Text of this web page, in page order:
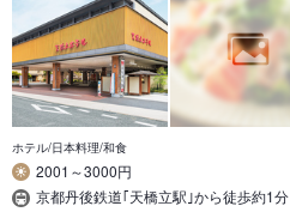
ホテル/日本料理/和食
2001～3000円
京都丹後鉄道｢天橋立駅｣から徒歩約1分